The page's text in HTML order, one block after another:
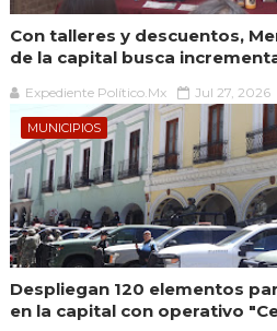
Con talleres y descuentos,
de la capital busca
Expediente Político.Mx Jul 27, 2026
MUNICIPIOS
Despliegan 120 elementos
en la capital con operativo